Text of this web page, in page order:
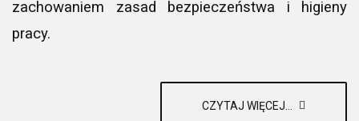
zachowaniem zasad bezpieczeństwa i higieny
pracy.
CZYTAJ WIĘCEJ...